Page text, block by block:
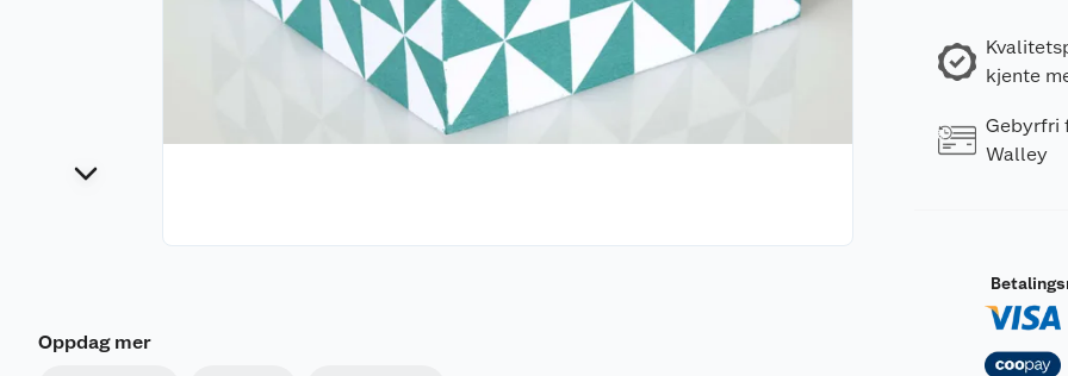
Oppdag mer
kjente
Gebyrfri
Walley